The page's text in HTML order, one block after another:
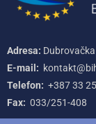
Adresa:
E-mail:
Telefon: +387‌ 33‌
Fax: 033/251-408